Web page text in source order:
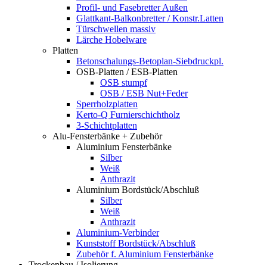
Profil- und Fasebretter Außen
Glattkant-Balkonbretter / Konstr.Latten
Türschwellen massiv
Lärche Hobelware
Platten
Betonschalungs-Betoplan-Siebdruckpl.
OSB-Platten / ESB-Platten
OSB stumpf
OSB / ESB Nut+Feder
Sperrholzplatten
Kerto-Q Furnierschichtholz
3-Schichtplatten
Alu-Fensterbänke + Zubehör
Aluminium Fensterbänke
Silber
Weiß
Anthrazit
Aluminium Bordstück/Abschluß
Silber
Weiß
Anthrazit
Aluminium-Verbinder
Kunststoff Bordstück/Abschluß
Zubehör f. Aluminium Fensterbänke